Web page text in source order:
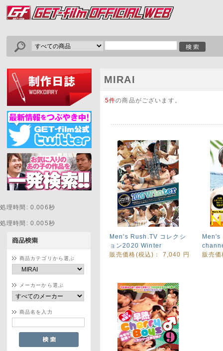
処理時間: 0.006秒
処理時間: 0.005秒
商品カテゴリから選ぶ
メーカーから選ぶ
商品名を入力
MIRAI
5件の商品がございます。
Men's Rush.TV コレクシ
ョン2020 Winter
販売価格(税込)： 7,040 円
Men's
販売